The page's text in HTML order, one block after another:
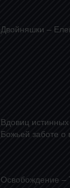
Двойняшки –
Вдовиц
Божьей заботе о
Освобождение –